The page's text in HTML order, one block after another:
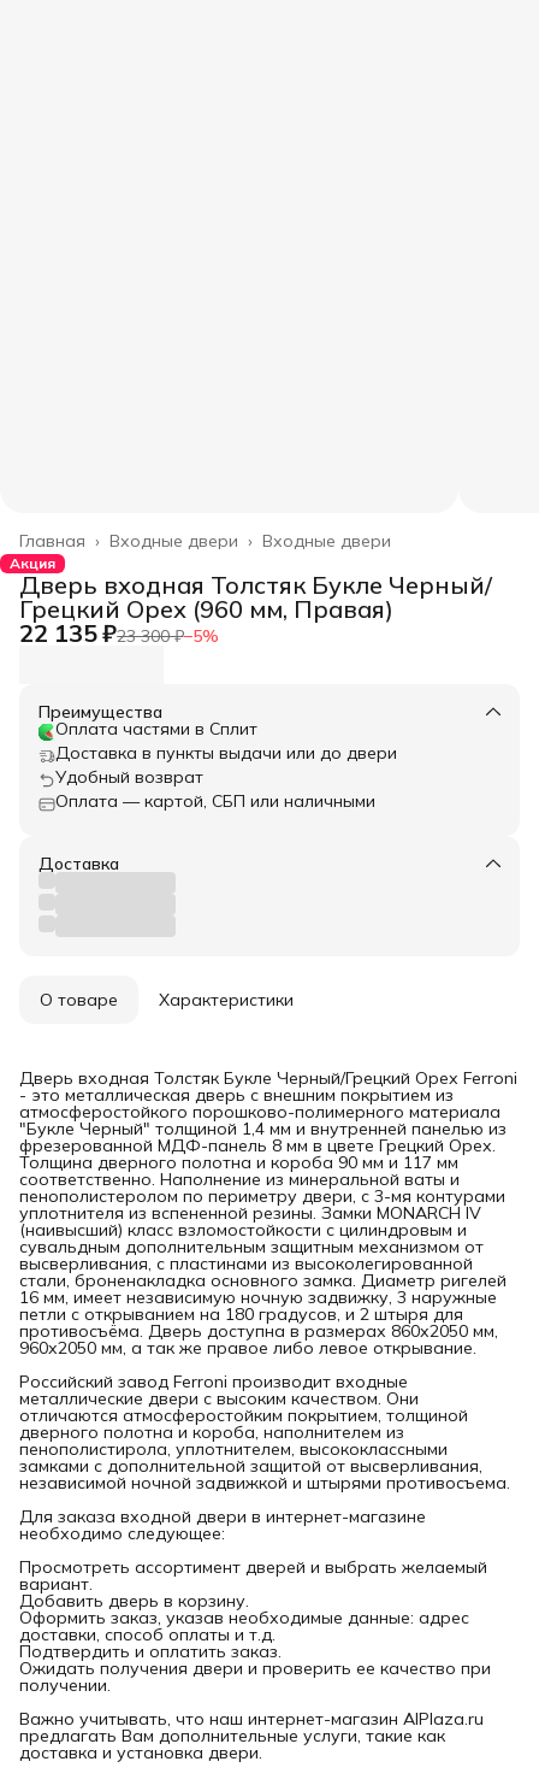
Входные двери
Входные двери ›
Главная ›
Акция
Дверь входная Толстяк Букле Черный/
Грецкий Орех (960 мм, Правая)
22 135 ₽23 300 ₽−5%
Преимущества
Оплата частями в Сплит
Доставка в пункты выдачи или до двери
Удобный возврат
Оплата — картой, СБП или наличными
Доставка
О товаре Характеристики
Дверь входная Толстяк Букле Черный/Грецкий Орех Ferroni
- это металлическая дверь с внешним покрытием из
атмосферостойкого порошково-полимерного материала
"Букле Черный" толщиной 1,4 мм и внутренней панелью из
фрезерованной МДФ-панель 8 мм в цвете Грецкий Орех.
Толщина дверного полотна и короба 90 мм и 117 мм
соответственно. Наполнение из минеральной ваты и
пенополистеролом по периметру двери, с 3-мя контурами
уплотнителя из вспененной резины. Замки MONARCH IV
(наивысший) класс взломостойкости с цилиндровым и
сувальдным дополнительным защитным механизмом от
высверливания, с пластинами из высоколегированной
стали, броненакладка основного замка. Диаметр ригелей
16 мм, имеет независимую ночную задвижку, 3 наружные
петли с открыванием на 180 градусов, и 2 штыря для
противосъёма. Дверь доступна в размерах 860х2050 мм,
960х2050 мм, а так же правое либо левое открывание.
Российский завод Ferroni производит входные
металлические двери с высоким качеством. Они
отличаются атмосферостойким покрытием, толщиной
дверного полотна и короба, наполнителем из
пенополистирола, уплотнителем, высококлассными
замками с дополнительной защитой от высверливания,
независимой ночной задвижкой и штырями противосъема.
Для заказа входной двери в интернет-магазине
необходимо следующее:
Просмотреть ассортимент дверей и выбрать желаемый
вариант.
Добавить дверь в корзину.
Оформить заказ, указав необходимые данные: адрес
доставки, способ оплаты и т.д.
Подтвердить и оплатить заказ.
Ожидать получения двери и проверить ее качество при
получении.
Важно учитывать, что наш интернет-магазин AlPlaza.ru
предлагать Вам дополнительные услуги, такие как
доставка и установка двери.